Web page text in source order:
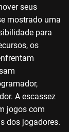
seus
mostrado uma
para
os
A escassez
jogos com
dos jogadores.